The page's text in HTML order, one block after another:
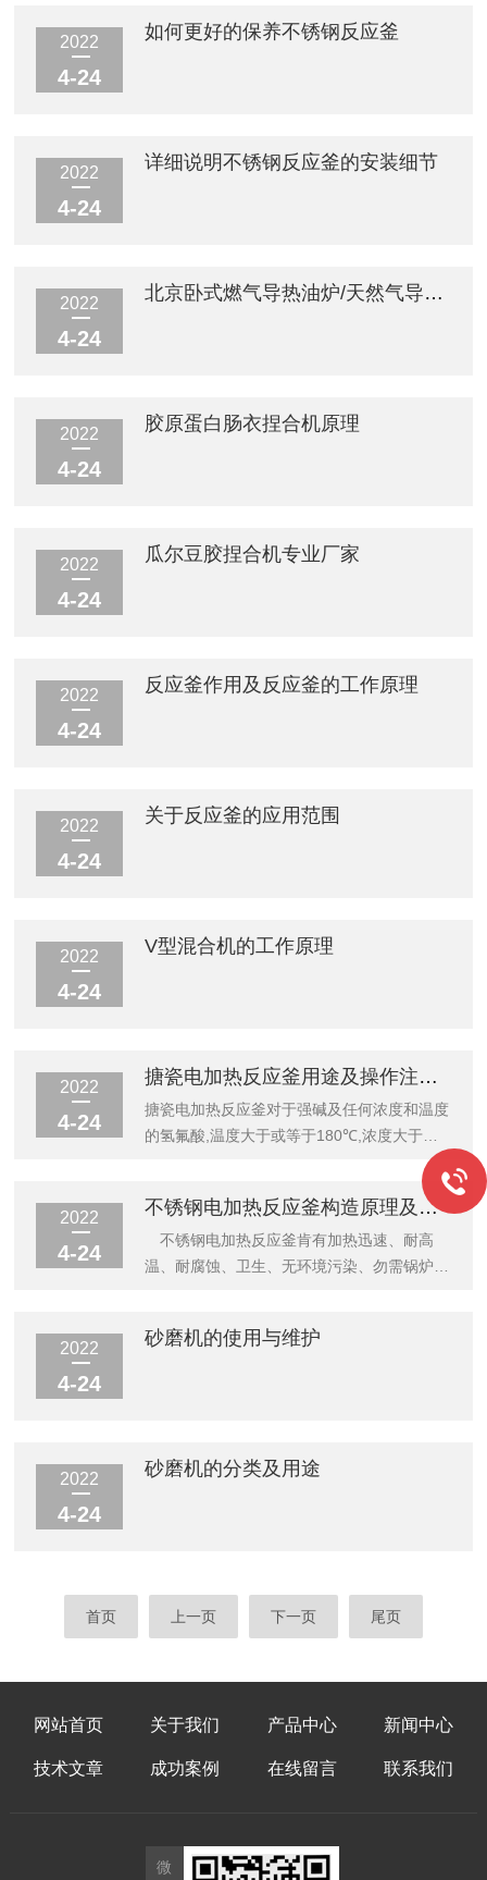
2022
4-24
如何更好的保养不锈钢反应釜
2022
4-24
详细说明不锈钢反应釜的安装细节
2022
4-24
北京卧式燃气导热油炉/天然气导热油炉
2022
4-24
胶原蛋白肠衣捏合机原理
2022
4-24
瓜尔豆胶捏合机专业厂家
2022
4-24
反应釜作用及反应釜的工作原理
2022
4-24
关于反应釜的应用范围
2022
4-24
V型混合机的工作原理
2022
4-24
搪瓷电加热反应釜用途及操作注意事项
搪瓷电加热反应釜对于强碱及任何浓度和温度
的氢氟酸,温度大于或等于180℃,浓度大于
30%的磷酸等不能使用,适用于无机酸,有机酸,
有机溶剂及弱碱液等介质.搪瓷电加热反应釜
的结构由主要...
2022
4-24
不锈钢电加热反应釜构造原理及用途
不锈钢电加热反应釜肯有加热迅速、耐高
温、耐腐蚀、卫生、无环境污染、勿需锅炉自
完成硫化、硝化、氢化、...
2022
4-24
砂磨机的使用与维护
2022
4-24
砂磨机的分类及用途
首页 上一页 下一页 尾页
网站首页 关于我们 产品中心 新闻中心
技术文章 成功案例 在线留言 联系我们
微